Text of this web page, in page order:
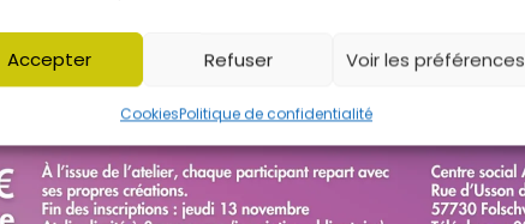
Accepter Refuser Voir les préférences
CookiesPolitique de confidentialité